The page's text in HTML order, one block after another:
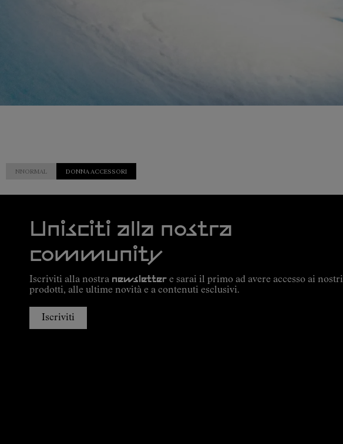
NNORMAL DONNA ACCESSORI
Unisciti alla nostra
community
Iscriviti alla nostra newsletter e sarai il primo ad avere accesso ai nostri
prodotti, alle ultime novità e a contenuti esclusivi.
Iscriviti